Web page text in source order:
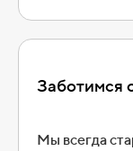
Заботимся
Мы всегда